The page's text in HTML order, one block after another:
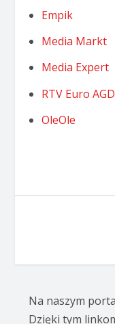
Empik
Media Markt
Media Expert
RTV Euro AGD
OleOle
Na naszym
Dzięki tym